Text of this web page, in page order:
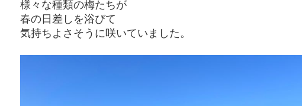
様々な種類の梅たちが
春の日差しを浴びて
気持ちよさそうに咲いていました。